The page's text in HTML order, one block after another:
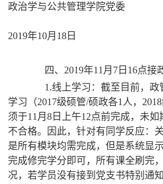
政治学与公共管理学院党委
2019年10月18日
四、2019年11月7日16点接
1.线上学习：截至目前，政
学习（2017级硕管/硕政各1人，
须于11月8日上午12点前完成，未如
不合格。因此，针对有同学反应：
是所有模块均需完成，但是系统显
完成修完学分即可，所有课全刷完
况，若学员没有接到党支书特别通